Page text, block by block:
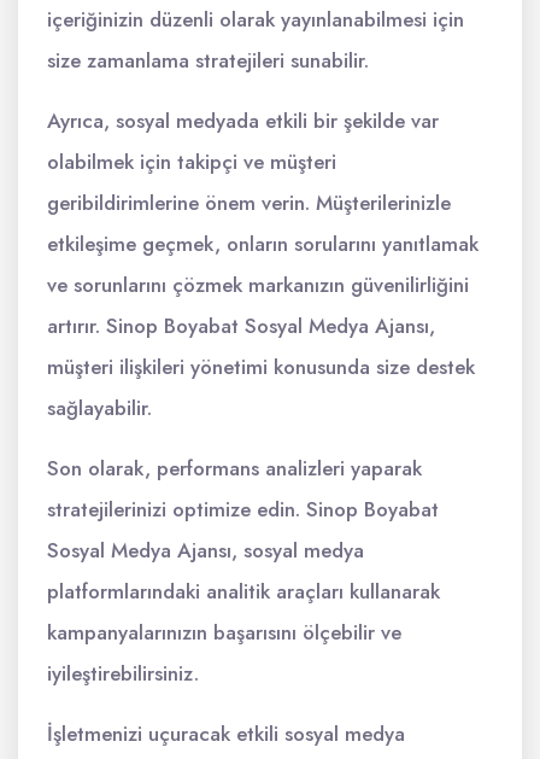
içeriğinizin düzenli olarak yayınlanabilmesi için
size zamanlama stratejileri sunabilir.
Ayrıca, sosyal medyada etkili bir şekilde var
olabilmek için takipçi ve müşteri
geribildirimlerine önem verin. Müşterilerinizle
etkileşime geçmek, onların sorularını yanıtlamak
ve sorunlarını çözmek markanızın güvenilirliğini
artırır. Sinop Boyabat Sosyal Medya Ajansı,
müşteri ilişkileri yönetimi konusunda size destek
sağlayabilir.
Son olarak, performans analizleri yaparak
stratejilerinizi optimize edin. Sinop Boyabat
Sosyal Medya Ajansı, sosyal medya
platformlarındaki analitik araçları kullanarak
kampanyalarınızın başarısını ölçebilir ve
iyileştirebilirsiniz.
İşletmenizi uçuracak etkili sosyal medya